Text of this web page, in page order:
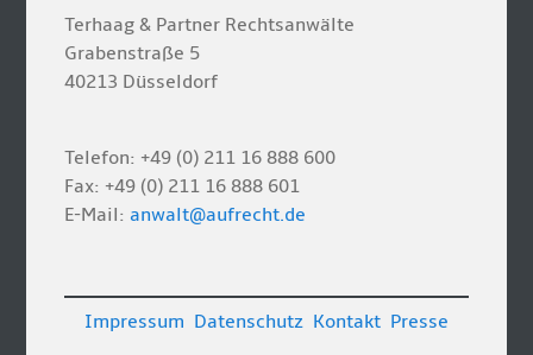
Terhaag & Partner Rechtsanwälte
Grabenstraße 5
40213 Düsseldorf
Telefon: +49 (0) 211 16 888 600
Fax: +49 (0) 211 16 888 601
E-Mail:anwalt@aufrecht.de
Impressum Datenschutz Kontakt Presse